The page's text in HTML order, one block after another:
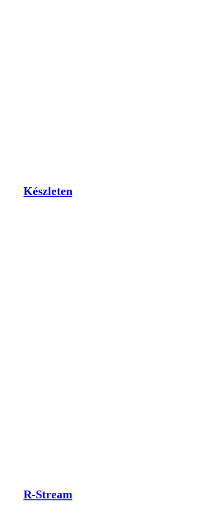
Készleten
R-Stream